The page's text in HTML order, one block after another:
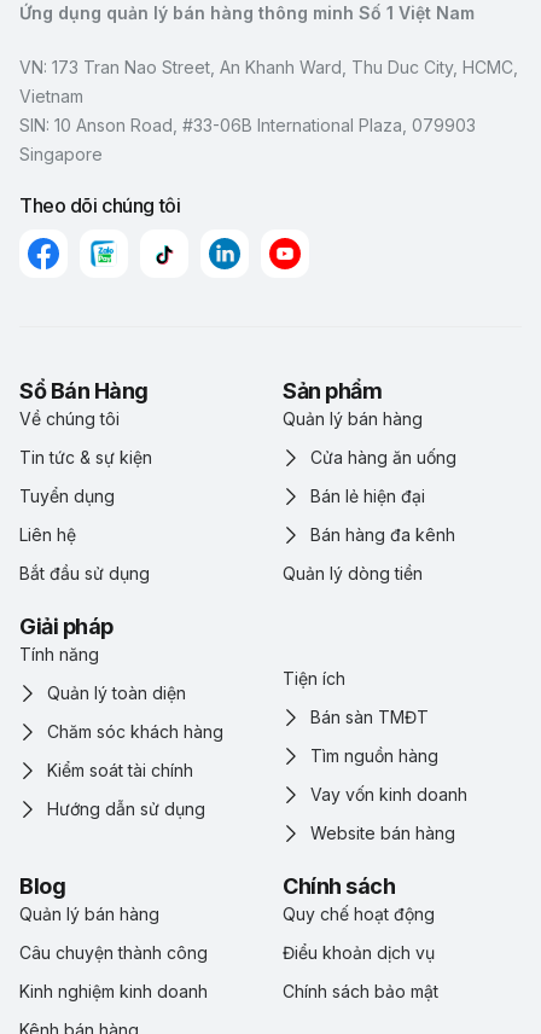
Ứng dụng quản lý bán hàng thông minh Số 1 Việt Nam
VN: 173 Tran Nao Street, An Khanh Ward, Thu Duc City, HCMC,
Vietnam
SIN: 10 Anson Road, #33-06B International Plaza, 079903
Singapore
Theo dõi chúng tôi
Sổ Bán Hàng
Về chúng tôi
Tin tức & sự kiện
Tuyển dụng
Liên hệ
Bắt đầu sử dụng
Sản phẩm
Quản lý bán hàng
Cửa hàng ăn uống
Bán lẻ hiện đại
Bán hàng đa kênh
Quản lý dòng tiền
Giải pháp
Tính năng
Quản lý toàn diện
Chăm sóc khách hàng
Kiểm soát tài chính
Hướng dẫn sử dụng
Tiện ích
Bán sàn TMĐT
Tìm nguồn hàng
Vay vốn kinh doanh
Website bán hàng
Blog
Quản lý bán hàng
Câu chuyện thành công
Kinh nghiệm kinh doanh
Kênh bán hàng
Chính sách
Quy chế hoạt động
Điểu khoản dịch vụ
Chính sách bảo mật